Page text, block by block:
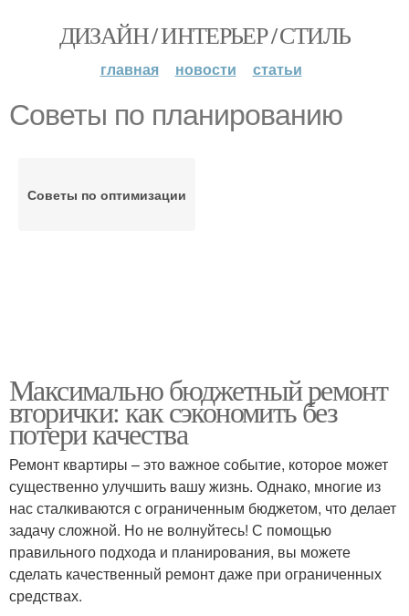
ДИЗАЙН / ИНТЕРЬЕР / СТИЛЬ
главная новости статьи
Советы по планированию
Советы по оптимизации
Максимально бюджетный ремонт
вторички: как сэкономить без
потери качества
Ремонт квартиры – это важное событие, которое может
существенно улучшить вашу жизнь. Однако, многие из
нас сталкиваются с ограниченным бюджетом, что делает
задачу сложной. Но не волнуйтесь! С помощью
правильного подхода и планирования, вы можете
сделать качественный ремонт даже при ограниченных
средствах.